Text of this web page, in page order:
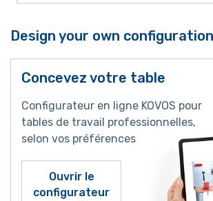
Design your own configuration
Concevez votre table
Configurateur en ligne KOVOS pour
tables de travail professionnelles,
selon vos préférences
Ouvrir le
configurateur